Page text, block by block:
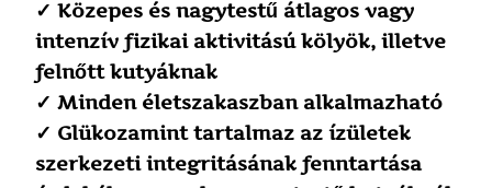
✓ Közepes és nagytestű átlagos vagy
intenzív fizikai aktivitású kölyök, illetve
felnőtt kutyáknak
✓ Minden életszakaszban alkalmazható
✓ Glükozamint tartalmaz az ízületek
szerkezeti integritásának fenntartása